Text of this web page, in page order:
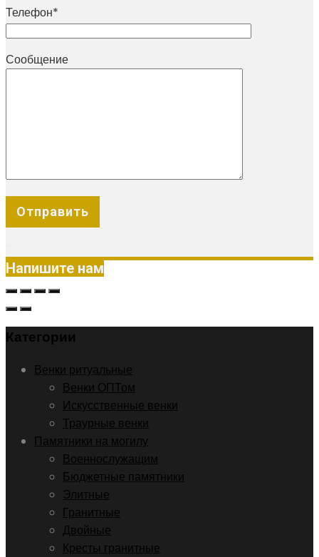
Телефон*
Сообщение
Напишите нам
Категории
Венки ритуальные
Венки ОПТом
Искусственные венки
Траурные венки
Памятники на могилу
Военнослужащим
Бюджетные памятники
Элитные
Гранитные
Двойные
Кресты гранитные